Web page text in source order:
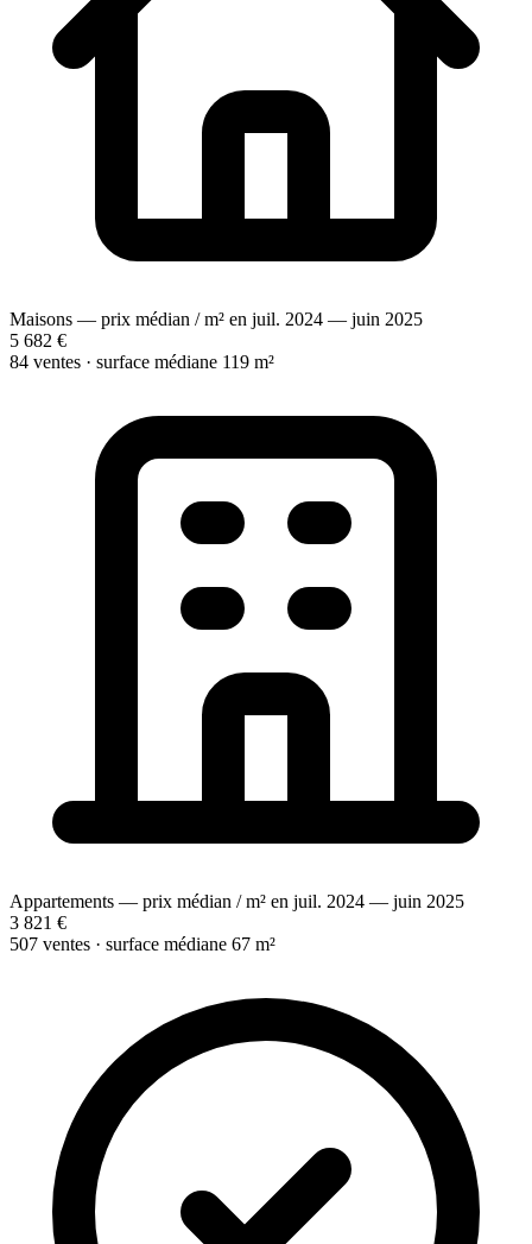
Maisons — prix médian / m² en juil. 2024 — juin 2025
5 682 €
84 ventes · surface médiane 119 m²
Appartements — prix médian / m² en juil. 2024 — juin 2025
3 821 €
507 ventes · surface médiane 67 m²